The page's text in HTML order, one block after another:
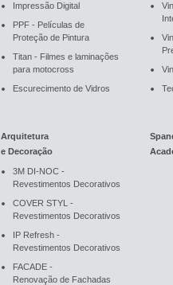
Impressão Digital
PPF - Películas de
Proteção de Pintura
Titan - Filmes e laminações
para motocross
Escurecimento de Vidros
Arquitetura
e Decoração
3M DI-NOC -
Revestimentos Decorativos
COVER STYL -
Revestimentos Decorativos
IP Refresh -
Revestimentos Decorativos
FACADE -
Renovação de Fachadas